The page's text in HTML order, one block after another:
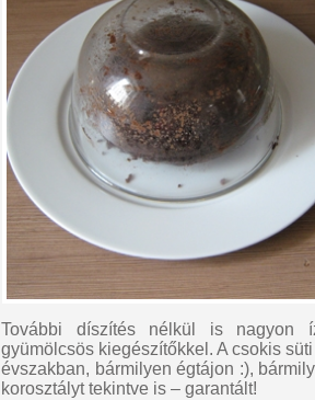
További díszítés nélkül is nagyon
gyümölcsös kiegészítőkkel. A csokis
évszakban, bármilyen égtájon :),
korosztályt tekintve is – garantált!